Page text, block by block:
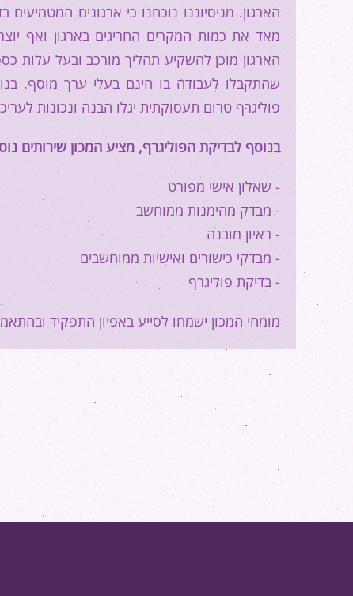
הארגון. מניסיוננו נוכחנו כי ארגונים
מאד את כמות המקרים החריגים בארגון ואף
הארגון מוכן להשקיע תהליך מורכב ובעל עלות
שהתקבלו לעבודה בו הינם בעלי ערך מוסף.
פוליגרף טרום תעסוקתית יגלו הבנה ונכונות
בנוסף לבדיקת הפוליגרף, מציע המכון שירותים
- שאלון אישי מפורט
- מבדק מהימנות ממוחשב
- ראיון מובנה
- מבדקי כישורים ואישיות ממוחשבים
- בדיקת פוליגרף
מומחי המכון ישמחו לסייע באפיון התפקיד